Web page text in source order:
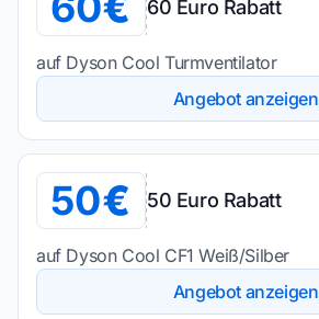
60 Euro Rabatt
auf Dyson Cool Turmventilator
Angebot anzeigen
50 50 Euro Rabatt
auf Dyson Cool CF1 Weiß/Silber
Angebot anzeigen